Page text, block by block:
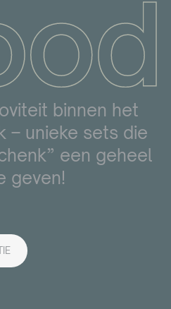
binnen het
– unieke sets die
een geheel
geven!